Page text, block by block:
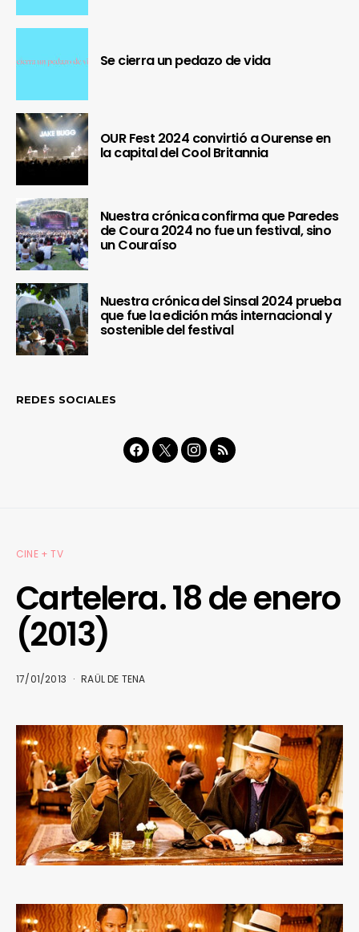
Se cierra un pedazo de vida
OUR Fest 2024 convirtió a Ourense en
la capital del Cool Britannia
Nuestra crónica confirma que Paredes
de Coura 2024 no fue un festival, sino
un Couraíso
Nuestra crónica del Sinsal 2024 prueba
que fue la edición más internacional y
sostenible del festival
REDES SOCIALES
CINE + TV
Cartelera. 18 de enero
(2013)
17/01/2013 RAÜL DE TENA